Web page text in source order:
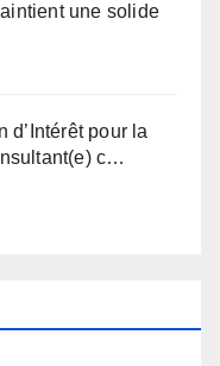
une solide
d’Intérêt pour la
c…